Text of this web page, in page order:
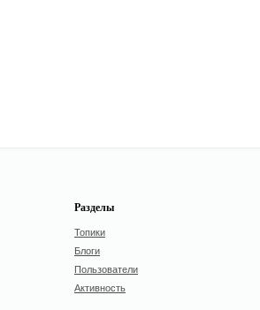
Разделы
Топики
Блоги
Пользователи
Активность